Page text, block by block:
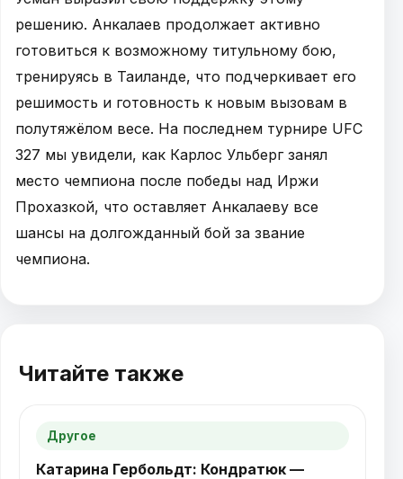
решению. Анкалаев продолжает активно
готовиться к возможному титульному бою,
тренируясь в Таиланде, что подчеркивает его
решимость и готовность к новым вызовам в
полутяжёлом весе. На последнем турнире UFC
327 мы увидели, как Карлос Ульберг занял
место чемпиона после победы над Иржи
Прохазкой, что оставляет Анкалаеву все
шансы на долгожданный бой за звание
чемпиона.
Читайте также
Другое
Катарина Гербольдт: Кондратюк —